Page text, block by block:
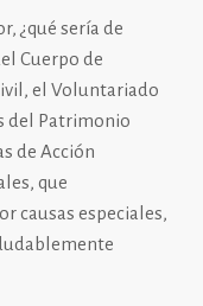
¿qué sería de
Cuerpo de
el Voluntariado
del Patrimonio
de Acción
que
causas especiales,